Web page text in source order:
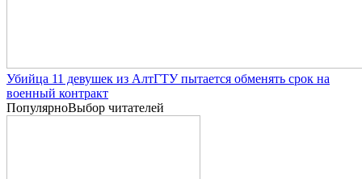
Убийца 11 девушек из АлтГТУ пытается обменять срок на
военный контракт
ПопулярноВыбор читателей